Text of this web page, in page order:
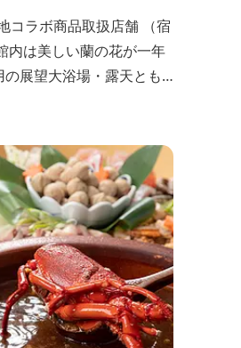
コラボ商品取扱店舗 （宿
内は美しい蘭の花が一年
展望大浴場・露天とも
がら、ゆったりとした